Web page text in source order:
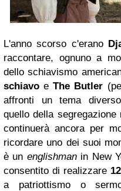
L'anno scorso c'erano
raccontare, ognuno a
dello schiavismo
schiavoeThe Butler
affronti un tema
quello della
continuerà ancora per
ricordare uno dei suoi
è un englishmanin New
consentito di realizzare
a patriottismo o